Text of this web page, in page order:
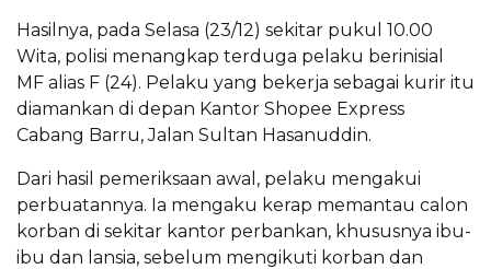
Hasilnya, pada Selasa (23/12) sekitar pukul 10.00
Wita, polisi menangkap terduga pelaku berinisial
MF alias F (24). Pelaku yang bekerja sebagai kurir itu
diamankan di depan Kantor Shopee Express
Cabang Barru, Jalan Sultan Hasanuddin.
Dari hasil pemeriksaan awal, pelaku mengakui
perbuatannya. Ia mengaku kerap memantau calon
korban di sekitar kantor perbankan, khususnya ibu-
ibu dan lansia, sebelum mengikuti korban dan